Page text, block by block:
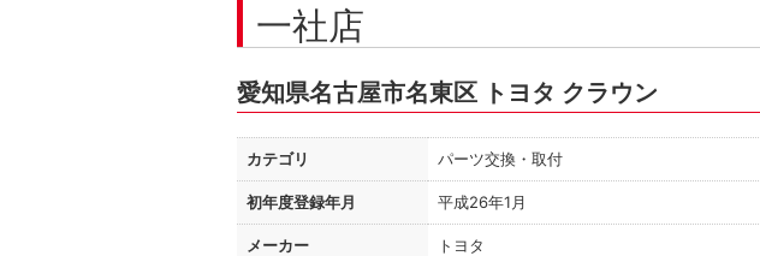
一社店
愛知県名古屋市名東区 トヨタ クラウン
カテゴリ パーツ交換・取付
初年度登録年月 平成26年1月
メーカー トヨタ